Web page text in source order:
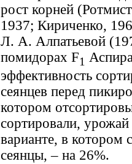
рост корней
1937; Кириченко,
Л. А. Алпатьевой
помидорах F1
эффективность
сеянцев перед
котором
сортировали,
варианте, в котором
сеянцы, – на 26%.